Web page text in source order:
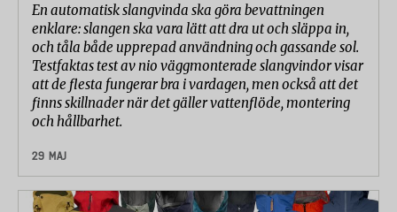
En automatisk slangvinda ska göra bevattningen
enklare: slangen ska vara lätt att dra ut och släppa in,
och tåla både upprepad användning och gassande sol.
Testfaktas test av nio väggmonterade slangvindor visar
att de flesta fungerar bra i vardagen, men också att det
finns skillnader när det gäller vattenflöde, montering
och hållbarhet.
29 MAJ